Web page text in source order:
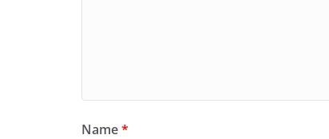
Name*